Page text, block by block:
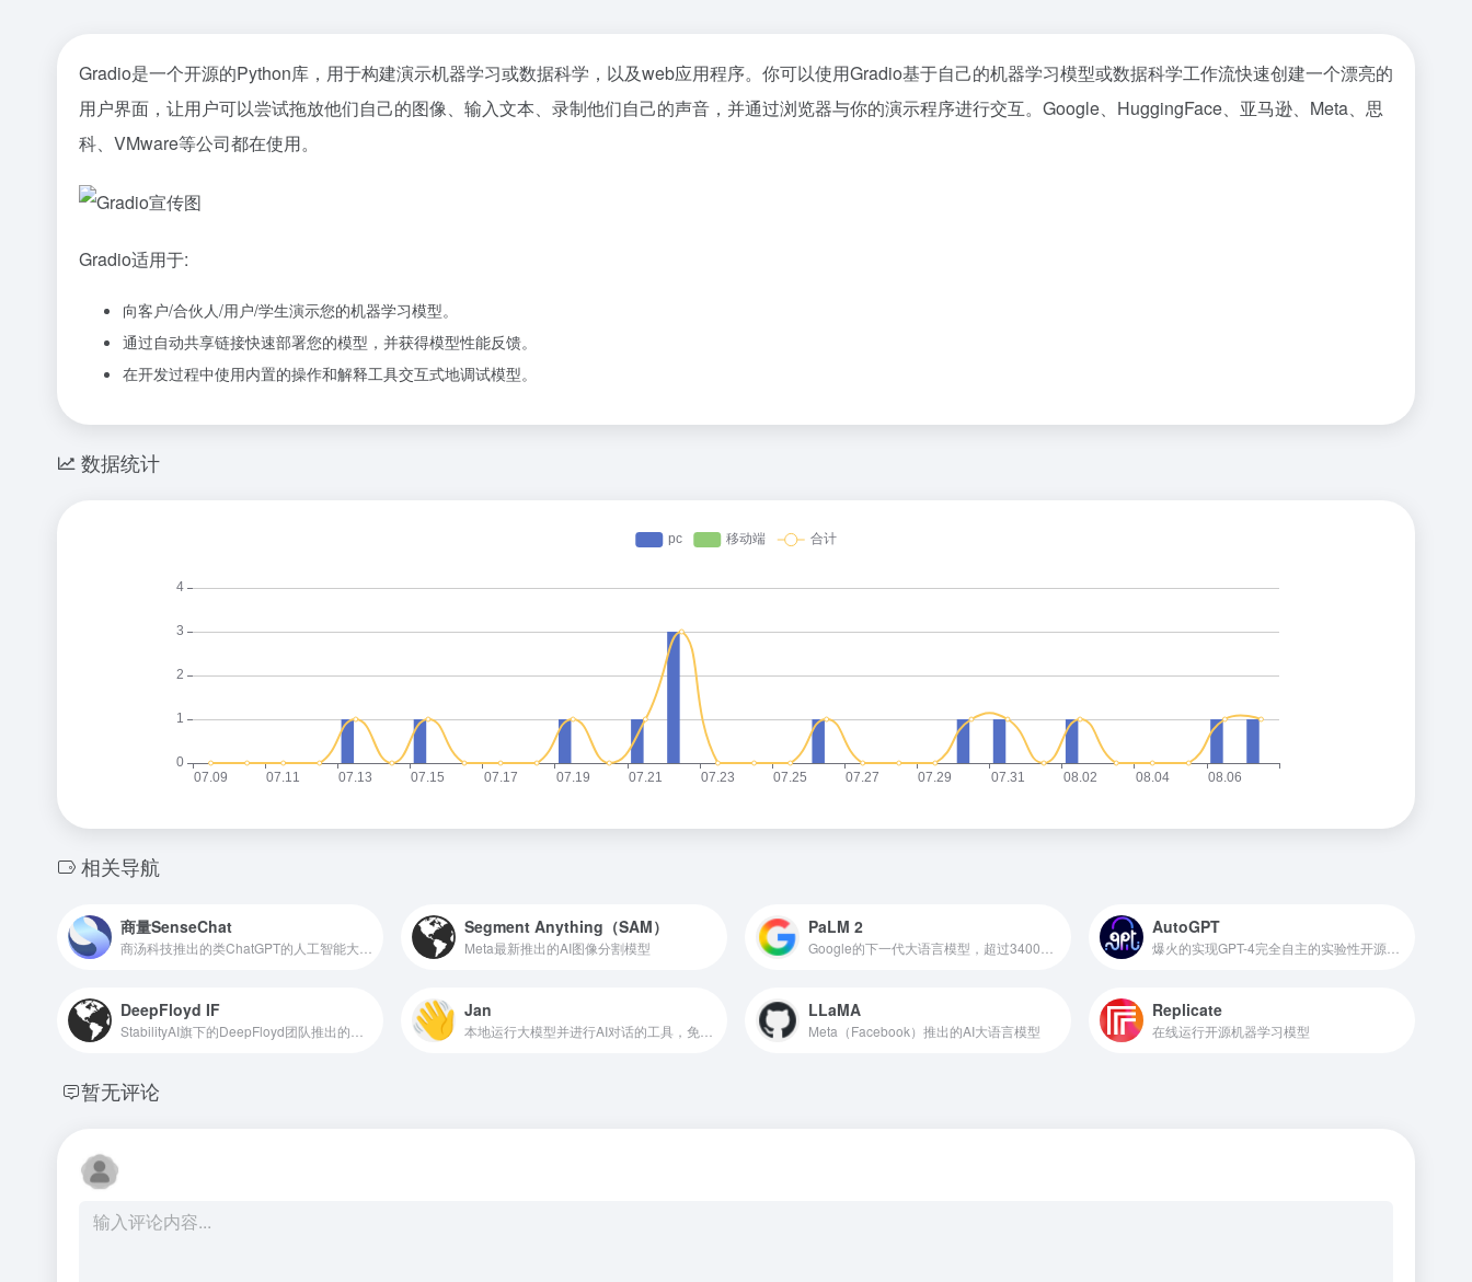
Gradio是一个开源的Python库，用于构建演示机器学习或数据科学，以及web应用程序。你可以使用Gradio基于自己的机器学习模型或数据科学工作流快速创建一个漂亮的
用户界面，让用户可以尝试拖放他们自己的图像、输入文本、录制他们自己的声音，并通过浏览器与你的演示程序进行交互。Google、HuggingFace、亚马逊、Meta、思
科、VMware等公司都在使用。
Gradio适用于:
向客户/合伙人/用户/学生演示您的机器学习模型。
通过自动共享链接快速部署您的模型，并获得模型性能反馈。
在开发过程中使用内置的操作和解释工具交互式地调试模型。
数据统计
相关导航
商量SenseChat Segment Anything（SAM）
Meta最新推出的AI图像分割模型
PaLM 2 AutoGPT
DeepFloyd IF Jan LLaMA
Meta（Facebook）推出的AI大语言模型
Replicate
在线运行开源机器学习模型
暂无评论